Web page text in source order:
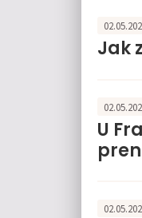
Jak
U